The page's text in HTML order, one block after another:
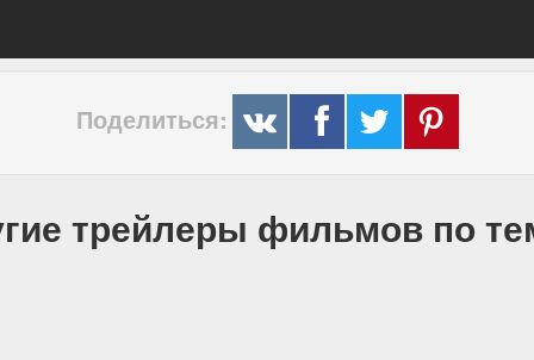
Поделиться:
трейлеры фильмов по